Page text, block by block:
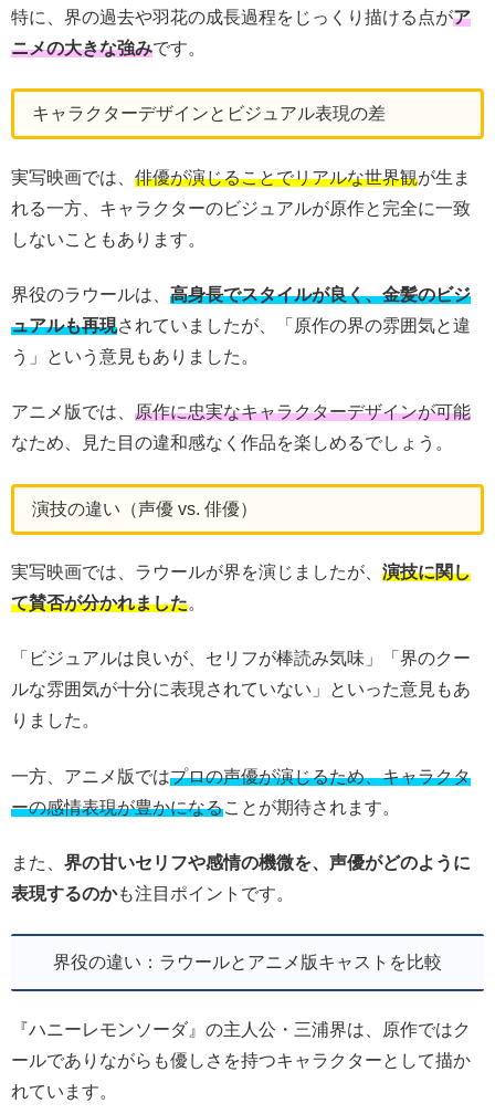
特に、界の過去や羽花の成長過程をじっくり描ける点がア
ニメの大きな強みです。
キャラクターデザインとビジュアル表現の差
実写映画では、 俳優が演じることでリアルな世界観が生ま
れる一方、キャラクターのビジュアルが原作と完全に一致
しないこともあります。
界役のラウールは、 高身長でスタイルが良く、金髪のビジ
ュアルも再現されていましたが、「原作の界の雰囲気と違
う」という意見もありました。
アニメ版では、 原作に忠実なキャラクターデザインが可能
なため、見た目の違和感なく作品を楽しめるでしょう。
演技の違い（声優 vs. 俳優）
実写映画では、ラウールが界を演じましたが、 演技に関し
て賛否が分かれました。
「ビジュアルは良いが、セリフが棒読み気味」「界のクー
ルな雰囲気が十分に表現されていない」といった意見もあ
りました。
一方、アニメ版ではプロの声優が演じるため、キャラクタ
ーの感情表現が豊かになることが期待されます。
また、 界の甘いセリフや感情の機微を、声優がどのように
表現するのかも注目ポイントです。
界役の違い：ラウールとアニメ版キャストを比較
『ハニーレモンソーダ』の主人公・三浦界は、原作ではク
ールでありながらも優しさを持つキャラクターとして描か
れています。